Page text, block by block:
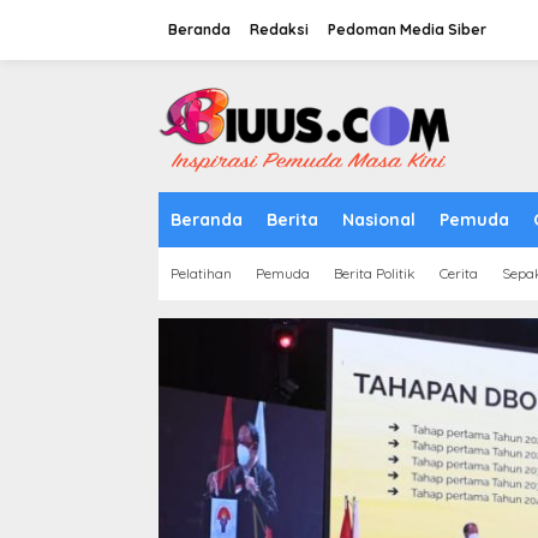
Beranda Redaksi Pedoman Media Siber
Beranda Berita Nasional Pemuda
Pelatihan Pemuda Berita Politik Cerita